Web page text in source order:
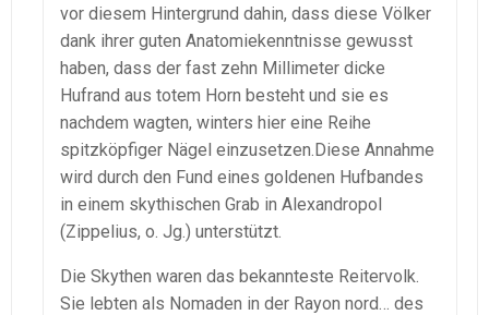
vor diesem Hintergrund dahin, dass diese Völker
dank ihrer guten Anatomiekenntnisse gewusst
haben, dass der fast zehn Millimeter dicke
Hufrand aus totem Horn besteht und sie es
nachdem wagten, winters hier eine Reihe
spitzköpfiger Nägel einzusetzen.Diese Annahme
wird durch den Fund eines goldenen Hufbandes
in einem skythischen Grab in Alexandropol
(Zippelius, o. Jg.) unterstützt.
Die Skythen waren das bekannteste Reitervolk.
Sie lebten als Nomaden in der Rayon nord… des